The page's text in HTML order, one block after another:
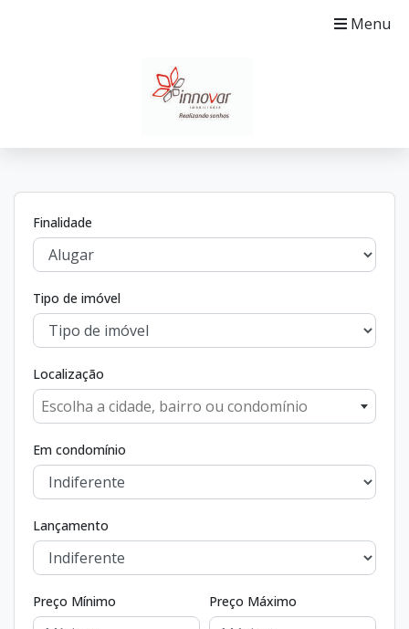
Menu
Finalidade
Tipo de imóvel
Localização
Escolha a cidade, bairro ou condomínio
Em condomínio
Lançamento
Preço Mínimo Preço Máximo